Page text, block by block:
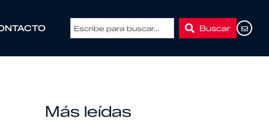
Buscar
Más leídas